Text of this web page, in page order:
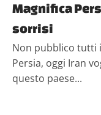
Magnifica
sorrisi
Non pubblico tutti
Persia, oggi Iran
questo paese...